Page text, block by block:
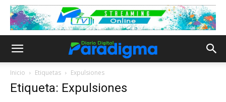
Inicio Etiquetas Expulsiones
Etiqueta: Expulsiones